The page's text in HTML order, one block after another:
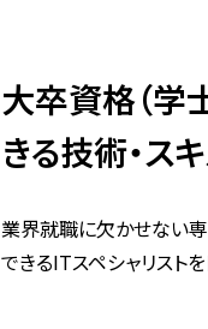
大卒資格（学
きる技術・ス
業界就職に欠かせない
できるITスペシャリスト